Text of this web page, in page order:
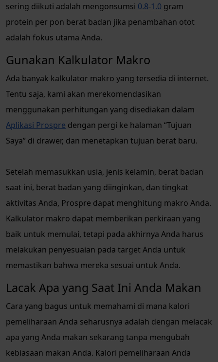
sering diikuti adalah mengonsumsi 0.8-1.0 gram
protein per pon berat badan jika penambahan otot
adalah fokus utama Anda.
Gunakan Kalkulator Makro
Ada banyak kalkulator makro yang tersedia di internet.
Tentu saja, kami akan merekomendasikan
menggunakan perhitungan yang disediakan dalam
Aplikasi Prospre dengan pergi ke halaman “Tujuan
Saya” di drawer, dan menetapkan tujuan berat baru.
Setelah memasukkan usia, jenis kelamin, berat badan
saat ini, berat badan yang diinginkan, dan tingkat
aktivitas Anda, Prospre dapat menghitung makro Anda.
Kalkulator makro dapat memberikan perkiraan yang
baik untuk memulai, tetapi pada akhirnya Anda harus
melakukan penyesuaian pada target Anda untuk
memastikan bahwa mereka sesuai untuk Anda.
Lacak Apa yang Saat Ini Anda Makan
Cara yang bagus untuk memahami di mana kalori
pemeliharaan Anda seharusnya adalah dengan melacak
apa yang Anda makan sekarang tanpa mengubah
kebiasaan makan Anda. Kalori pemeliharaan Anda